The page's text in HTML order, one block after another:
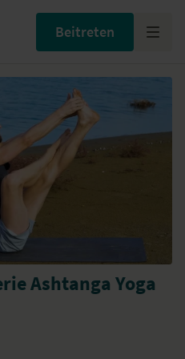
Beitreten
Ashtanga Yoga